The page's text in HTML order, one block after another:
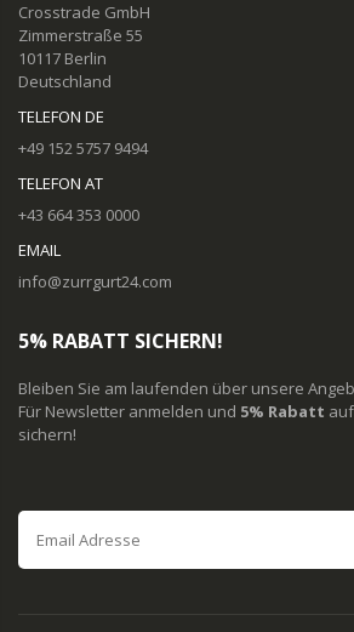
Crosstrade GmbH
Zimmerstraße 55
10117 Berlin
Deutschland
TELEFON DE
+49 152 5757 9494
TELEFON AT
+43 664 353 0000
EMAIL
info@zurrgurt24.com
5% RABATT SICHERN!
Bleiben Sie am laufenden über unsere
Für Newsletter anmelden und 5% Rabatt
sichern!